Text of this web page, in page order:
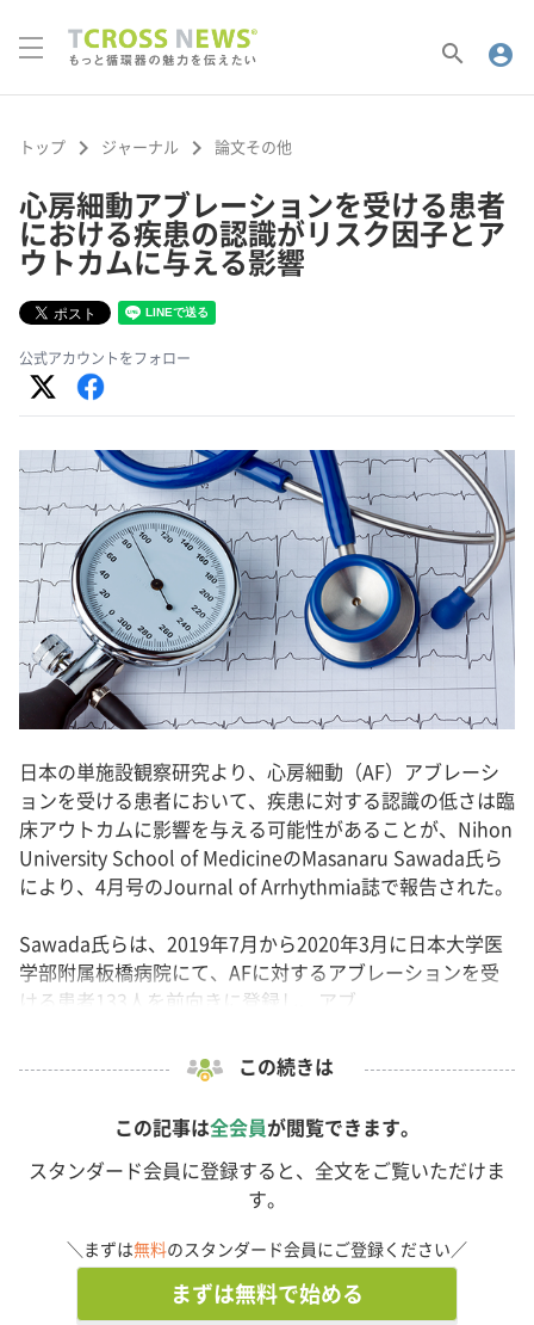
search account_circle
トップ keyboard_arrow_right ジャーナル keyboard_arrow_right 論文その他
心房細動アブレーションを受ける患者
における疾患の認識がリスク因子とア
ウトカムに与える影響
公式アカウントをフォロー
日本の単施設観察研究より、心房細動（AF）アブレーシ
ョンを受ける患者において、疾患に対する認識の低さは臨
床アウトカムに影響を与える可能性があることが、Nihon
University School of MedicineのMasanaru Sawada氏ら
により、4月号のJournal of Arrhythmia誌で報告された。
Sawada氏らは、2019年7月から2020年3月に日本大学医
学部附属板橋病院にて、AFに対するアブレーションを受
ける患者133人を前向きに登録し、アブ...
この続きは
この記事は全会員が閲覧できます。
スタンダード会員に登録すると、全文をご覧いただけま
す。
＼まずは無料のスタンダード会員にご登録ください／
まずは無料で始める